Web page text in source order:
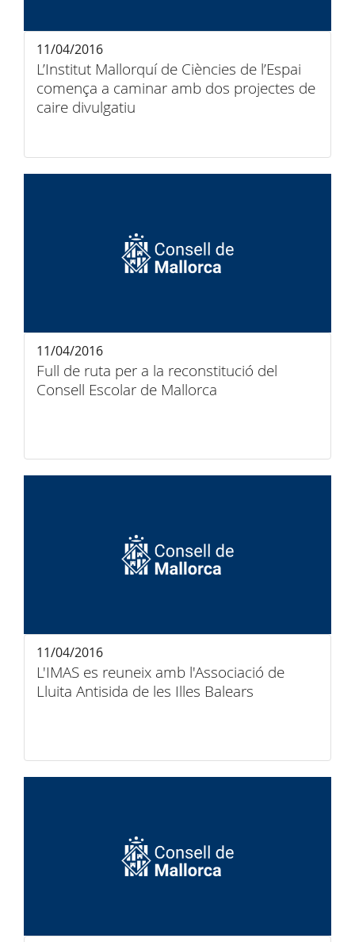
L’Institut Mallorquí de Ciències de l’Espai
comença a caminar amb dos projectes de
caire divulgatiu
11/04/2016
Full de ruta per a la reconstitució del
Consell Escolar de Mallorca
11/04/2016
L'IMAS es reuneix amb l'Associació de
Lluita Antisida de les Illes Balears
11/04/2016